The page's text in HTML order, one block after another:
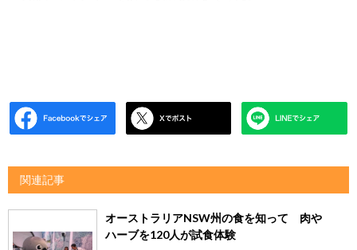
関連記事
オーストラリアNSW州の食を知って 肉や
ハーブを120人が試食体験